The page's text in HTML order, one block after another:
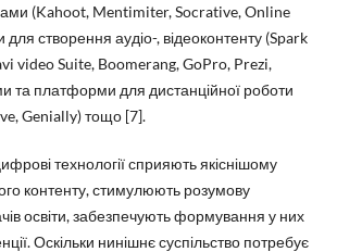
(Kahoot, Mentimiter, Socrative, Online
створення аудіо-, відеоконтенту (Spark
video Suite, Boomerang, GoPro, Prezi,
та платформи для дистанційної роботи
Genially) тощо [7].
технології сприяють якіснішому
контенту, стимулюють розумову
освіти, забезпечують формування у них
Оскільки нинішнє суспільство потребує